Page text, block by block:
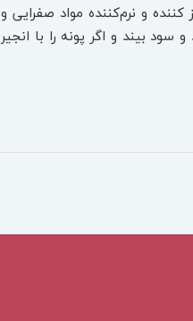
و نرم‌کننده مواد صفرایی و
بیند و اگر پونه را با انجیر